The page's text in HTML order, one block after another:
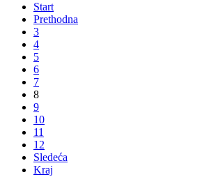
Start
Prethodna
3
4
5
6
7
8
9
10
11
12
Sledeća
Kraj